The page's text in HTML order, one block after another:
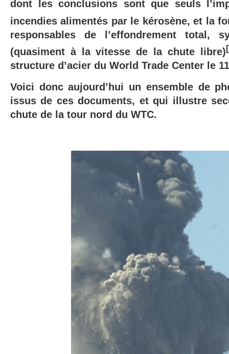
dont les conclusions sont que seuls
incendies alimentés par le kérosène, et la
responsables de l’effondrement total,
(quasiment à la vitesse de la chute libre)
structure d’acier du World Trade Center le
Voici donc aujourd’hui un ensemble de
issus de ces documents, et qui illustre
chute de la tour nord du WTC.